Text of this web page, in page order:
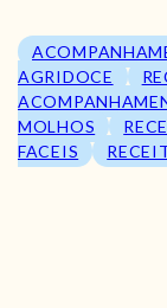
AGRIDOCE
MOLHOS
FACEIS